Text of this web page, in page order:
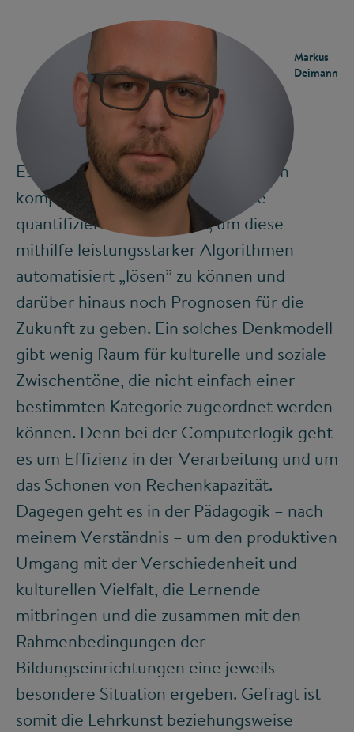
©
Markus
Deimann
Es geht dabei um das Aufspalten von
komplexen Problemen in kleinere
quantifizierbare Einheiten, um diese
mithilfe leistungsstarker Algorithmen
automatisiert „lösen” zu können und
darüber hinaus noch Prognosen für die
Zukunft zu geben. Ein solches Denkmodell
gibt wenig Raum für kulturelle und soziale
Zwischentöne, die nicht einfach einer
bestimmten Kategorie zugeordnet werden
können. Denn bei der Computerlogik geht
es um Effizienz in der Verarbeitung und um
das Schonen von Rechenkapazität.
Dagegen geht es in der Pädagogik – nach
meinem Verständnis – um den produktiven
Umgang mit der Verschiedenheit und
kulturellen Vielfalt, die Lernende
mitbringen und die zusammen mit den
Rahmenbedingungen der
Bildungseinrichtungen eine jeweils
besondere Situation ergeben. Gefragt ist
somit die Lehrkunst beziehungsweise